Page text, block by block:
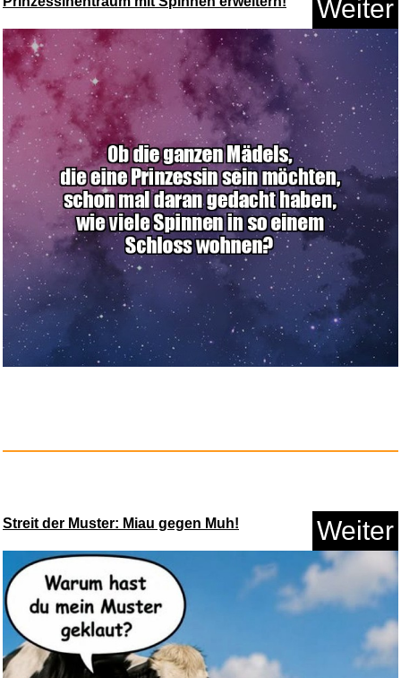
Anzeige
Escape Mail: Binge Bundle - Gr...
Anzeige
Yimihua Kunstleder Kunstleder ...
Weiter
Streit der Muster: Miau gegen Muh! Weiter